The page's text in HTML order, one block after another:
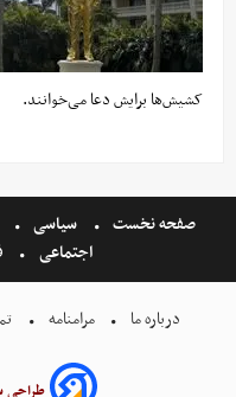
کشیش‌ها برایش دعا می‌خوانند.
صفحه نخست سیاسی
اجتماعی
درباره ما مرامنامه
طراحی